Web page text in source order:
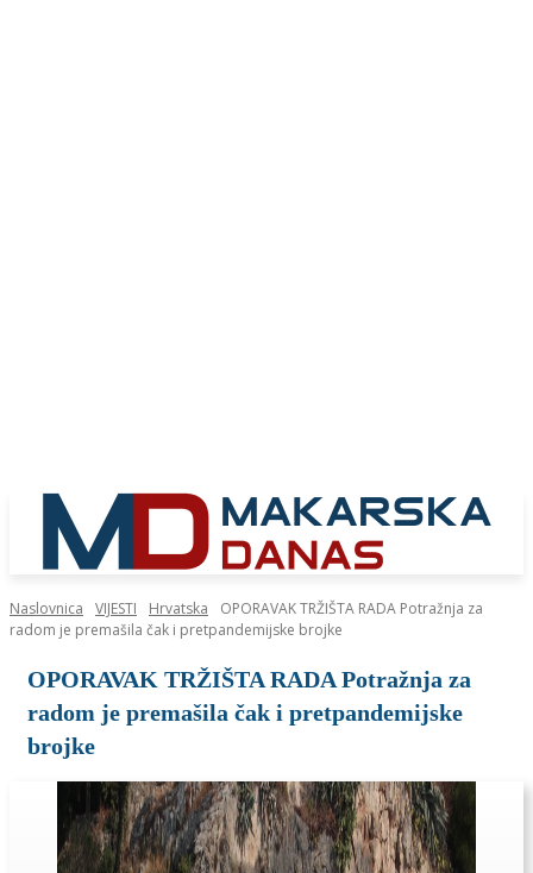
Naslovnica VIJESTI Hrvatska
OPORAVAK TRŽIŠTA RADA Potražnja za
radom je premašila čak i pretpandemijske brojke
OPORAVAK TRŽIŠTA RADA Potražnja za
radom je premašila čak i pretpandemijske
brojke